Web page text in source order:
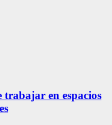
en espacios